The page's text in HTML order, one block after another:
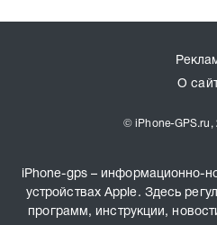
О
© iPhone-GPS.ru,
iPhone-gps – информационно-
устройствах Apple. Здесь
программ, инструкции,